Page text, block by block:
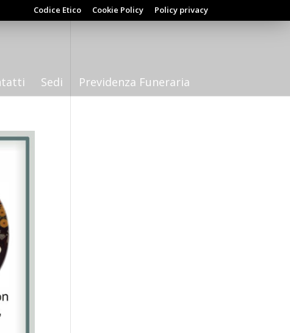
Codice Etico Cookie Policy Policy privacy
Sedi Previdenza Funeraria